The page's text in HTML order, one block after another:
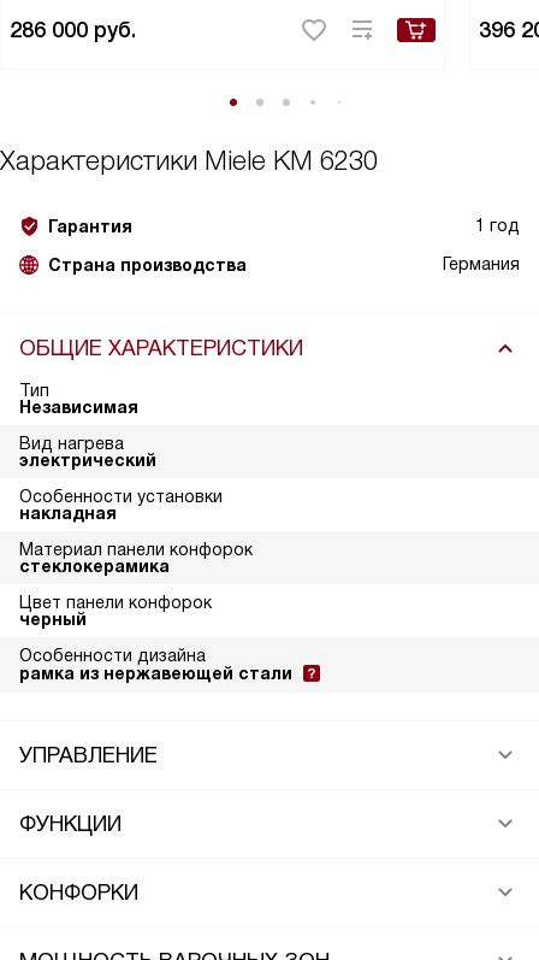
286 000 руб. 396
Характеристики Miele KM 6230
Гарантия 1 год
Страна производства Германия
ОБЩИЕ ХАРАКТЕРИСТИКИ
Тип
Независимая
Вид нагрева
электрический
Особенности установки
накладная
Материал панели конфорок
стеклокерамика
Цвет панели конфорок
черный
Особенности дизайна
рамка из нержавеющей стали
УПРАВЛЕНИЕ
ФУНКЦИИ
КОНФОРКИ